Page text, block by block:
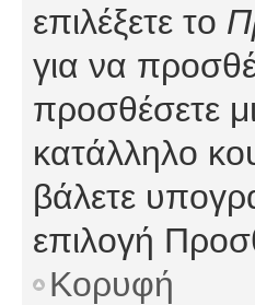
επιλέξετε το
για να
προσθέσετε
κατάλληλο
βάλετε
επιλογή
Κορυφή